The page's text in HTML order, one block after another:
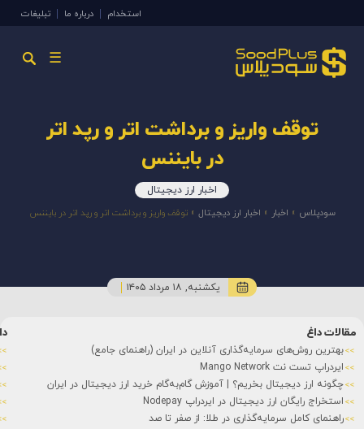
استخدام درباره ما تبلیغات
☰
توقف واریز و برداشت اتر و رپد اتر
در بایننس
اخبار ارز دیجیتال
سودپلاس » اخبار » اخبار ارز دیجیتال »توقف واریز و برداشت اتر و رپد اتر در بایننس
یکشنبه, ۱۸ مرداد ۱۴۰۵
مقالات داغ
بهترین روش‌های سرمایه‌گذاری آنلاین در ایران (راهنمای جامع)
ایردراپ تست نت Mango Network
چگونه ارز دیجیتال بخریم؟ | آموزش گام‌به‌گام خرید ارز دیجیتال در ایران
استخراج رایگان ارز دیجیتال در ایردراپ Nodepay
راهنمای کامل سرمایه‌گذاری در طلا: از صفر تا صد